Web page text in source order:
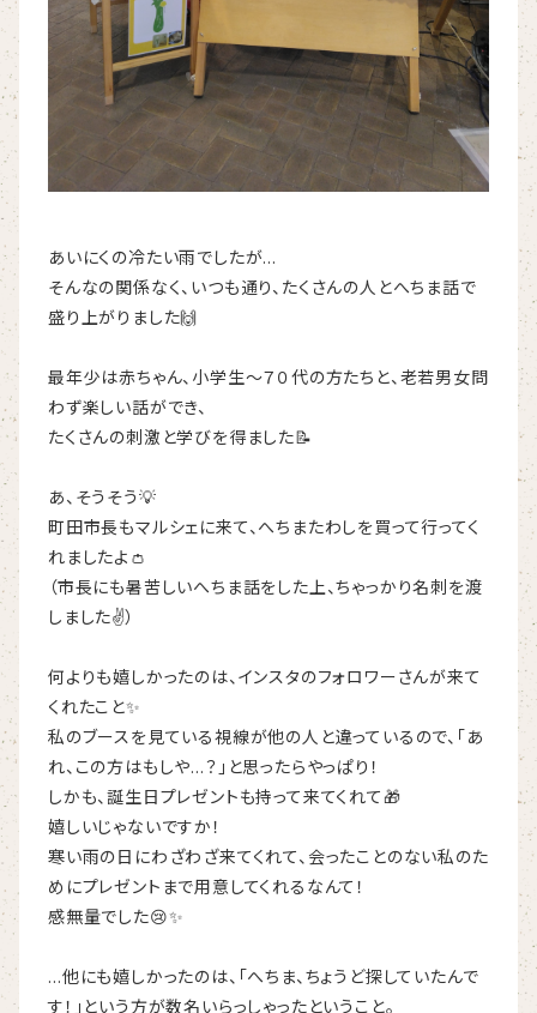
あいにくの冷たい雨でしたが…
そんなの関係なく、いつも通り、たくさんの人とへちま話で
盛り上がりました🙌
最年少は赤ちゃん、小学生～７０代の方たちと、老若男女問
わず楽しい話ができ、
たくさんの刺激と学びを得ました📝
あ、そうそう💡
町田市長もマルシェに来て、へちまたわしを買って行ってく
れましたよ👛
（市長にも暑苦しいへちま話をした上、ちゃっかり名刺を渡
しました✌）
何よりも嬉しかったのは、インスタのフォロワーさんが来て
くれたこと✨
私のブースを見ている視線が他の人と違っているので、「あ
れ、この方はもしや…？」と思ったらやっぱり！
しかも、誕生日プレゼントも持って来てくれて🎁
嬉しいじゃないですか！
寒い雨の日にわざわざ来てくれて、会ったことのない私のた
めにプレゼントまで用意してくれるなんて！
感無量でした😢✨
…他にも嬉しかったのは、「へちま、ちょうど探していたんで
す！」という方が数名いらっしゃったということ。